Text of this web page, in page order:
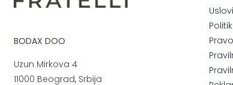
BODAX DOO
Uzun Mirkova 4
11000 Beograd, Srbija